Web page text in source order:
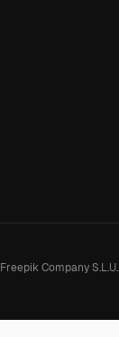
Freepik Company S.L.U.